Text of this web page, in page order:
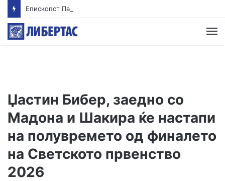
Џастин Бибер, заедно со
Мадона и Шакира ќе настапи
на полувремето од финалето
на Светското првенство
2026